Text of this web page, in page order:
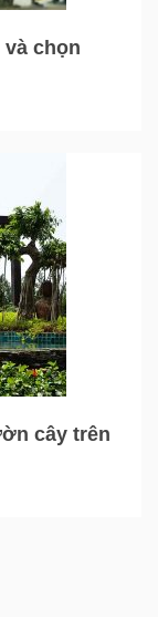
chọn
cây trên